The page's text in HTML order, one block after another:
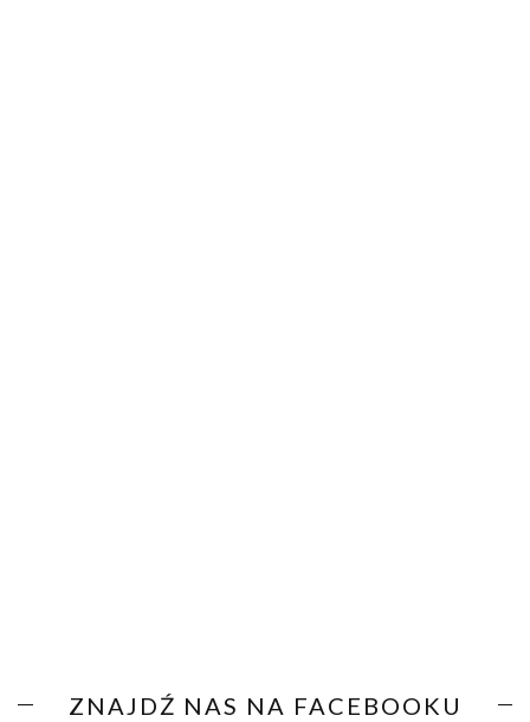
ZNAJDŹ NAS NA FACEBOOKU